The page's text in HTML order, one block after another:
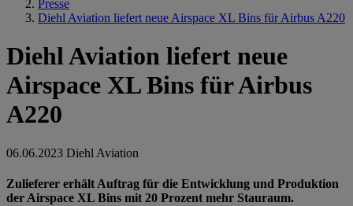
Presse
Diehl Aviation liefert neue Airspace XL Bins für Airbus A220
Diehl Aviation liefert neue
Airspace XL Bins für Airbus
A220
06.06.2023 Diehl Aviation
Zulieferer erhält Auftrag für die Entwicklung und Produktion
der Airspace XL Bins mit 20 Prozent mehr Stauraum.